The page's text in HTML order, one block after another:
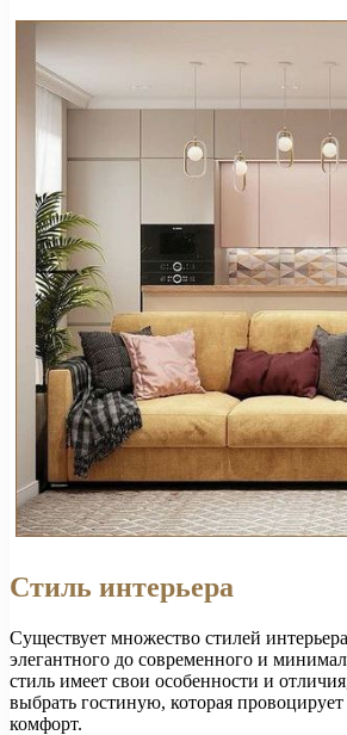
Стиль интерьера
Существует множество стилей
элегантного до современного и
стиль имеет свои особенности и
выбрать гостиную, которая
комфорт.